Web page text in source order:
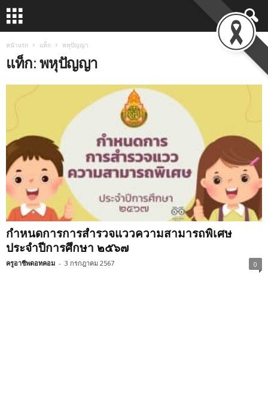
หน้าแรก แท็ก พหุปัญญา
แท็ก: พหุปัญญา
กำหนดการการสำรวจแววความสามารถพิเศษ
ประจำปีการศึกษา ๒๕๖๗
ครูอาชีพดอทคอม - 3 กรกฎาคม 2567 0